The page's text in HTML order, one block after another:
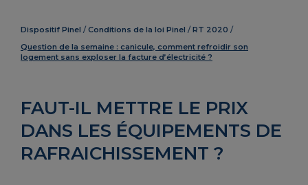
Dispositif Pinel Conditions de la loi Pinel
RT 2020
Question de la semaine : canicule, comment refroidir son
logement sans exploser la facture d’électricité ?
FAUT-IL METTRE LE PRIX
DANS LES ÉQUIPEMENTS DE
RAFRAICHISSEMENT ?